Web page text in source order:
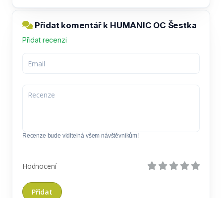
Přidat komentář k HUMANIC OC Šestka
Přidat recenzi
Recenze bude viditelná všem návštěvníkům!
Hodnocení